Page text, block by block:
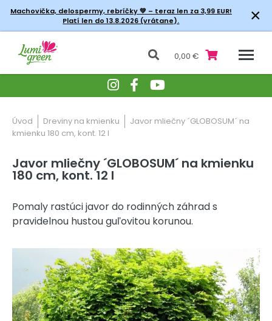
Machovička, delospermy, rebríčky💚 – teraz len za 3,99 EUR!
Platí len do 13.8.2026 (vrátane).
×
0,00 €
Úvod Dreviny na kmienku
Javor mliečny ´GLOBOSUM´ na
kmienku 180 cm, kont. 12 l
Javor mliečny ´GLOBOSUM´ na kmienku
180 cm, kont. 12 l
Pomaly rastúci javor do rodinných záhrad s
pravidelnou hustou guľovitou korunou.